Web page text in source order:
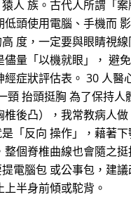
人 族。古代人所謂「
頭使用電腦、手機而
度，一定要與眼睛視
儘量「以機就眼」， 避
經症狀評估表。 30 人醫
頸 抬頭挺胸 為了保持人
椎後凸），我常教病人
「反向 操作」，藉著
整個脊椎曲線也會隨之
電腦包 或公事包，建
半身前傾或駝背。